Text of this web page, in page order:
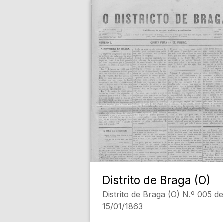
Distrito de Braga (O)
Distrito de Braga (O) N.º 005 de
15/01/1863